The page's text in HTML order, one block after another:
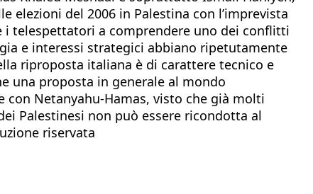
del 2006 in Palestina con l’imprevista
telespettatori a comprendere uno dei conflitti
e interessi strategici abbiano ripetutamente
riproposta italiana è di carattere tecnico e
una proposta in generale al mondo
Netanyahu-Hamas, visto che già molti
Palestinesi non può essere ricondotta al
riservata